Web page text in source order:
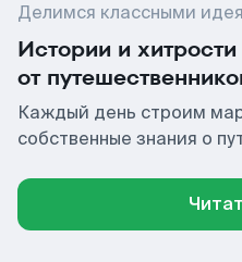
Делимся классными
Истории и хитрости
от
Каждый день строим
собственные знания о